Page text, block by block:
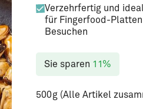
Verzehrfertig und
für Fingerfood-
Besuchen
Sie sparen 11%
500g (Alle Artikel